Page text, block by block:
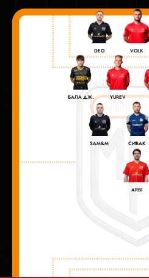
DEO VOLK
БАЛА ДЖ. YUREV
SAM&M СИВАК
ARBI